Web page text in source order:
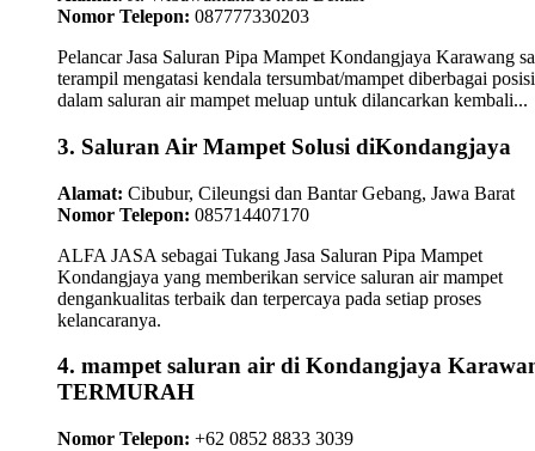
Nomor Telepon: 087777330203
Pelancar Jasa Saluran Pipa Mampet Kondangjaya Karawang
terampil mengatasi kendala tersumbat/mampet diberbagai
dalam saluran air mampet meluap untuk dilancarkan kembali...
3. Saluran Air Mampet Solusi diKondangjaya
Alamat: Cibubur, Cileungsi dan Bantar Gebang, Jawa Barat
Nomor Telepon: 085714407170
ALFA JASA sebagai Tukang Jasa Saluran Pipa Mampet
Kondangjaya yang memberikan service saluran air mampet
dengankualitas terbaik dan terpercaya pada setiap proses
kelancaranya.
4. mampet saluran air di Kondangjaya
TERMURAH
Nomor Telepon: +62 0852 8833 3039